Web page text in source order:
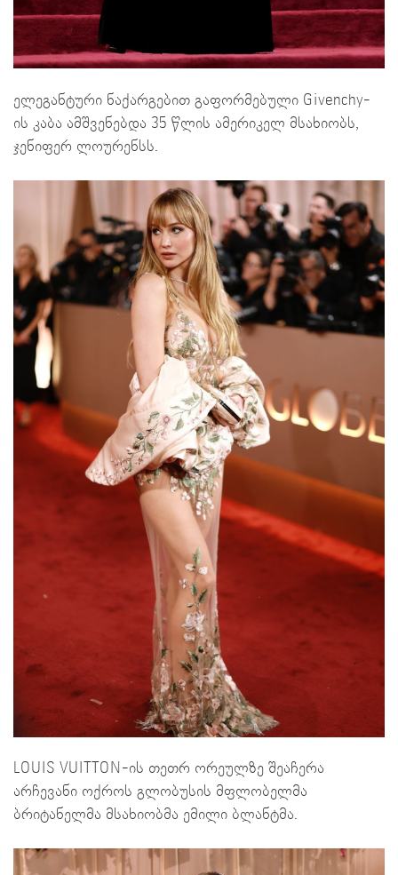
ელეგანტური ნაქარგებით გაფორმებული Givenchy-
ის კაბა ამშვენებდა 35 წლის ამერიკელ მსახიობს,
ჯენიფერ ლოურენსს.
LOUIS VUITTON-ის თეთრ ორეულზე შეაჩერა
არჩევანი ოქროს გლობუსის მფლობელმა
ბრიტანელმა მსახიობმა ემილი ბლანტმა.